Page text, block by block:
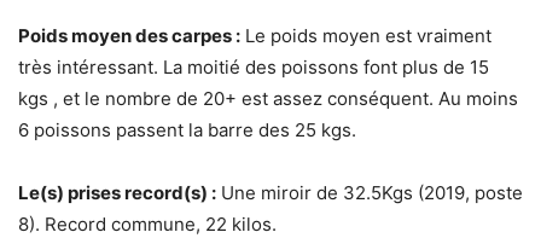
Poids moyen des carpes : Le poids moyen est vraiment
très intéressant. La moitié des poissons font plus de 15
kgs , et le nombre de 20+ est assez conséquent. Au moins
6 poissons passent la barre des 25 kgs.
Le(s) prises record(s) : Une miroir de 32.5Kgs (2019, poste
8). Record commune, 22 kilos.